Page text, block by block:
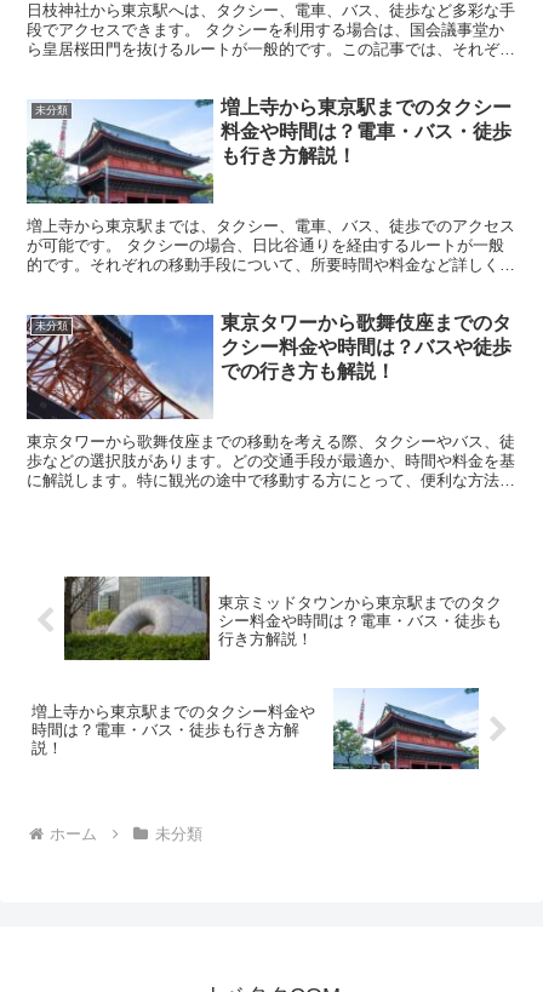
日枝神社から東京駅へは、タクシー、電車、バス、徒歩など多彩な手
段でアクセスできます。 タクシーを利用する場合は、国会議事堂か
ら皇居桜田門を抜けるルートが一般的です。この記事では、それぞれ
未分類
増上寺から東京駅までのタクシー
料金や時間は？電車・バス・徒歩
も行き方解説！
増上寺から東京駅までは、タクシー、電車、バス、徒歩でのアクセス
が可能です。 タクシーの場合、日比谷通りを経由するルートが一般
的です。それぞれの移動手段について、所要時間や料金など詳しく解
未分類
東京タワーから歌舞伎座までのタ
クシー料金や時間は？バスや徒歩
での行き方も解説！
東京タワーから歌舞伎座までの移動を考える際、タクシーやバス、徒
歩などの選択肢があります。どの交通手段が最適か、時間や料金を基
に解説します。特に観光の途中で移動する方にとって、便利な方法を
東京ミッドタウンから東京駅までのタク
シー料金や時間は？電車・バス・徒歩も
行き方解説！
増上寺から東京駅までのタクシー料金や
時間は？電車・バス・徒歩も行き方解
説！
ホーム 未分類